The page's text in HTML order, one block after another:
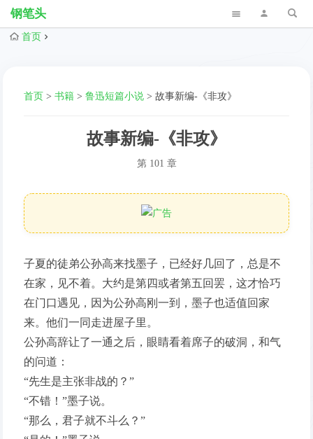
钢笔头
首页
首页 >书籍 >鲁迅短篇小说 >故事新编-《非攻》
故事新编-《非攻》
第 101 章
子夏的徒弟公孙高来找墨子，已经好几回了，总是不
在家，见不着。大约是第四或者第五回罢，这才恰巧
在门口遇见，因为公孙高刚一到，墨子也适值回家
来。他们一同走进屋子里。
公孙高辞让了一通之后，眼睛看着席子的破洞，和气
的问道：
“先生是主张非战的？”
“不错！”墨子说。
“那么，君子就不斗么？”